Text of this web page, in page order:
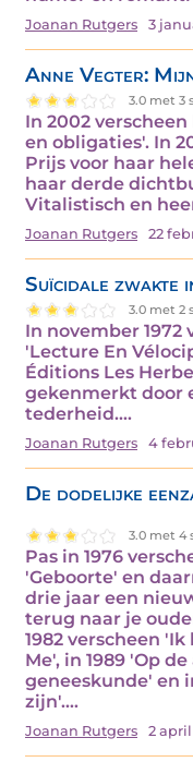
Joanan Rutgers 3
Anne Vegter:
3.0 met 3
In 2002
en obligaties'. In
Prijs voor haar
haar derde
Vitalistisch en
Joanan Rutgers 22
Suïcidale zwakte
3.0 met 2
In november
'Lecture En
Éditions Les
gekenmerkt door
tederheid.…
Joanan Rutgers 4
De dodelijke
3.0 met 4
Pas in 1976
'Geboorte' en
drie jaar een
terug naar je
1982 verscheen
Me', in 1989 'Op
geneeskunde' en
zijn'.…
Joanan Rutgers 2 april